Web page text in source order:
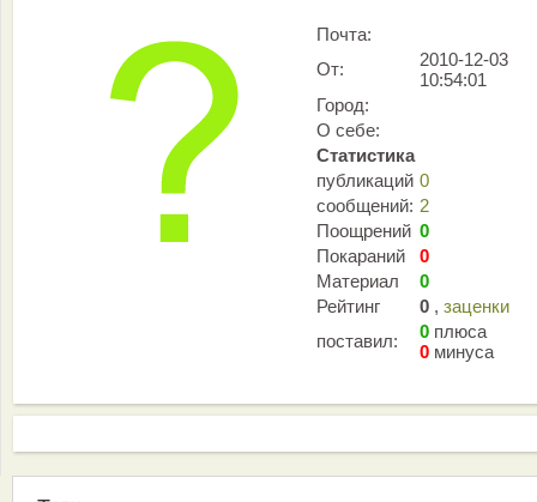
Почта:
От:
2010-12-03
10:54:01
Город:
О себе:
Статистика
публикаций 0
сообщений: 2
Поощрений 0
Покараний
0
Материал
0
Рейтинг
0 , заценки
поставил:
0 плюса
0 минуса